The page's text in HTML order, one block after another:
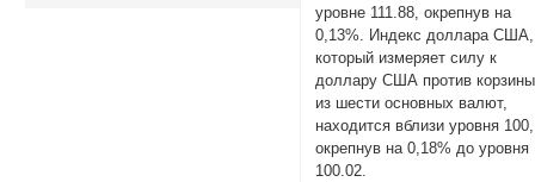
уровне 111.88, окрепнув на
0,13%. Индекс доллара США,
который измеряет силу к
доллару США против корзины
из шести основных валют,
находится вблизи уровня 100,
окрепнув на 0,18% до уровня
100.02.